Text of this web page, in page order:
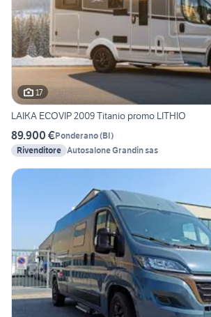
17
LAIKA ECOVIP 2009 Titanio promo LITHIO
89.900 €Ponderano(BI)
Rivenditore Autosalone Grandin sas